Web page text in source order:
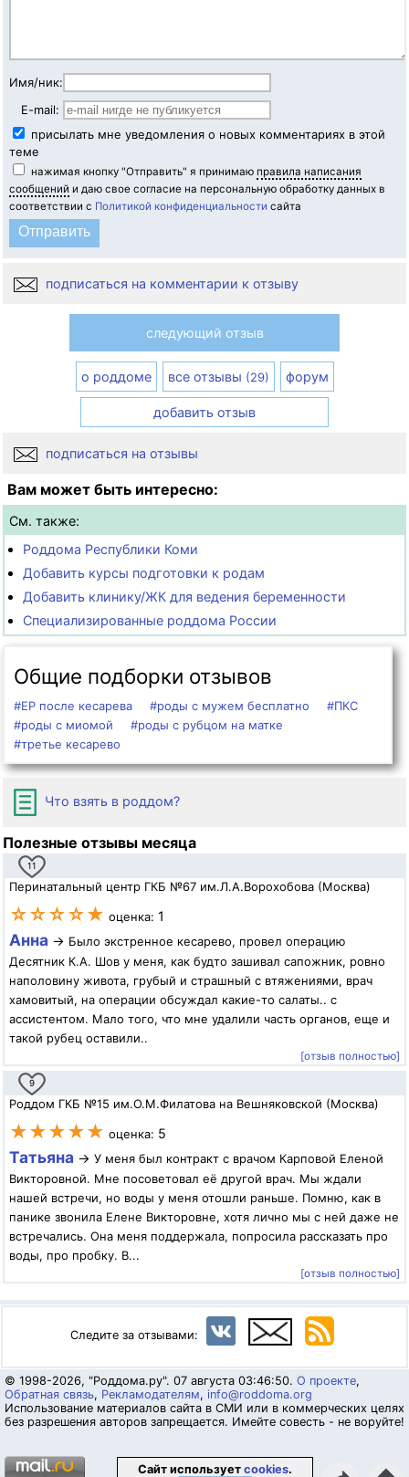
Имя/ник:
E-mail:
присылать мне уведомления о новых комментариях в этой
теме
нажимая кнопку "Отправить" я принимаю правила написания
сообщений и даю свое согласие на персональную обработку данных в
соответствии с Политикой конфиденциальности сайта
подписаться на комментарии к отзыву
следующий отзыв
о роддоме все отзывы (29) форум
добавить отзыв
подписаться на отзывы
Вам может быть интересно:
См. также:
Роддома Республики Коми
Добавить курсы подготовки к родам
Добавить клинику/ЖК для ведения беременности
Специализированные роддома России
Общие подборки отзывов
#ЕР после кесарева #роды с мужем бесплатно
#ПКС
#роды с миомой
#роды с рубцом на матке
#третье кесарево
Что взять в роддом?
Полезные отзывы месяца
11
Перинатальный центр ГКБ №67 им.Л.А.Ворохобова (Москва)
☆☆☆☆★ оценка: 1
Анна → Было экстренное кесарево, провел операцию
Десятник К.А. Шов у меня, как будто зашивал сапожник, ровно
наполовину живота, грубый и страшный с втяжениями, врач
хамовитый, на операции обсуждал какие-то салаты.. с
ассистентом. Мало того, что мне удалили часть органов, еще и
такой рубец оставили..
[отзыв полностью]
9
Роддом ГКБ №15 им.О.М.Филатова на Вешняковской (Москва)
★★★★★ оценка: 5
Татьяна → У меня был контракт с врачом Карповой Еленой
Викторовной. Мне посоветовал её другой врач. Мы ждали
нашей встречи, но воды у меня отошли раньше. Помню, как в
панике звонила Елене Викторовне, хотя лично мы с ней даже не
встречались. Она меня поддержала, попросила рассказать про
воды, про пробку. В...
[отзыв полностью]
Сайт использует cookies.
Следите за отзывами:
© 1998-2026, "Роддома.ру". 07 августа 03:46:50. О проекте,
Обратная связь, Рекламодателям, info@roddoma.org
Использование материалов сайта в СМИ или в коммерческих целях
без разрешения авторов запрещается. Имейте совесть - не воруйте!